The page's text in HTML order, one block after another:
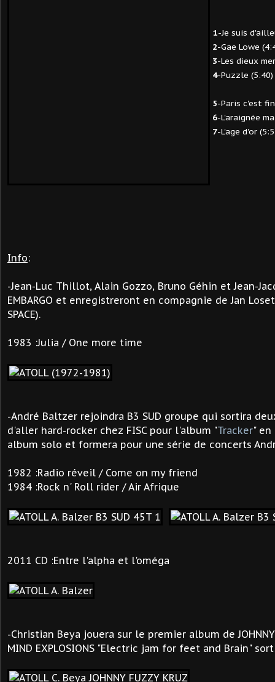
1-Je suis
2-Gae Lowe
3-Les dieux
4-Puzzle (5:40)
5-Paris c'est
6-L'araignée
7-L'age d'or
Info:
-Jean-Luc Thillot, Alain Gozzo, Bruno Géhin et Jean-
EMBARGO et enregistreront en compagnie de Jan
SPACE).
1983 :Julia / One more time
-André Baltzer rejoindra B3 SUD groupe qui sortira
d'aller hard-rocker chez FISC pour l'album "Tracker"
album solo et formera pour une série de concerts
1982 :Radio réveil / Come on my friend
1984 :Rock n' Roll rider / Air Afrique
2011 CD :Entre l'alpha et l'oméga
-Christian Beya jouera sur le premier album de
MIND EXPLOSIONS "Electric jam for feet and Brain"